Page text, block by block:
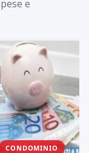
e
CONDOMINIO